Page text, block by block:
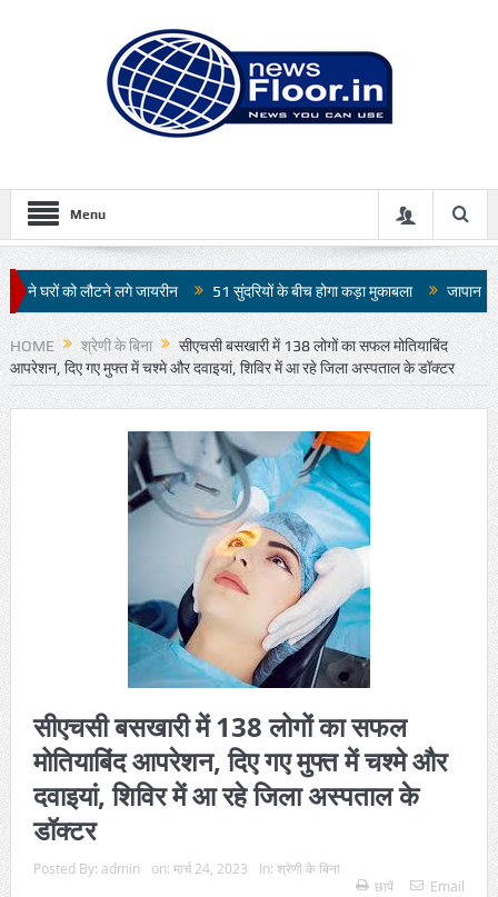
Menu
51 सुंदरियों के बीच होगा कड़ा मुकाबला जापान में 7.1 तीव्रता के भूकंप से
HOME श्रेणी के बिना
सीएचसी बसखारी में 138 लोगों का सफल मोतियाबिंद
आपरेशन, दिए गए मुफ्त में चश्मे और दवाइयां, शिविर में आ रहे जिला अस्पताल के डॉक्टर
सीएचसी बसखारी में 138 लोगों का सफल
मोतियाबिंद आपरेशन, दिए गए मुफ्त में चश्मे और
दवाइयां, शिविर में आ रहे जिला अस्पताल के
डॉक्टर
Posted By: admin on: मार्च 24, 2023 In: श्रेणी के बिना
छापें
Email